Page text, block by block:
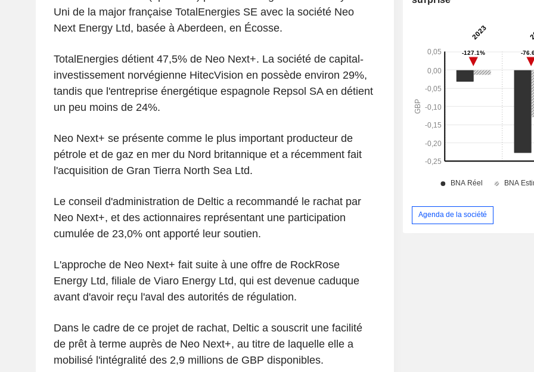
Uni de la major française TotalEnergies SE avec la société Neo
Next Energy Ltd, basée à Aberdeen, en Écosse.
TotalEnergies détient 47,5% de Neo Next+. La société de capital-
investissement norvégienne HitecVision en possède environ 29%,
tandis que l'entreprise énergétique espagnole Repsol SA en détient
un peu moins de 24%.
Neo Next+ se présente comme le plus important producteur de
pétrole et de gaz en mer du Nord britannique et a récemment fait
l'acquisition de Gran Tierra North Sea Ltd.
Le conseil d'administration de Deltic a recommandé le rachat par
Neo Next+, et des actionnaires représentant une participation
cumulée de 23,0% ont apporté leur soutien.
L'approche de Neo Next+ fait suite à une offre de RockRose
Energy Ltd, filiale de Viaro Energy Ltd, qui est devenue caduque
avant d'avoir reçu l'aval des autorités de régulation.
Dans le cadre de ce projet de rachat, Deltic a souscrit une facilité
de prêt à terme auprès de Neo Next+, au titre de laquelle elle a
mobilisé l'intégralité des 2,9 millions de GBP disponibles.
Agenda de la société